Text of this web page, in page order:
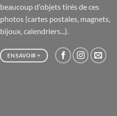
beaucoup d'objets tirés de ces
photos (cartes postales, magnets,
bijoux, calendriers...).
EN SAVOIR +